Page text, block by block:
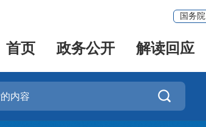
国务院
首页 政务公开 解读回应
